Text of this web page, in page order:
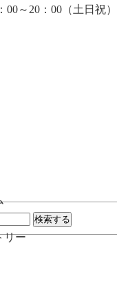
～20：00（土日祝）
リー